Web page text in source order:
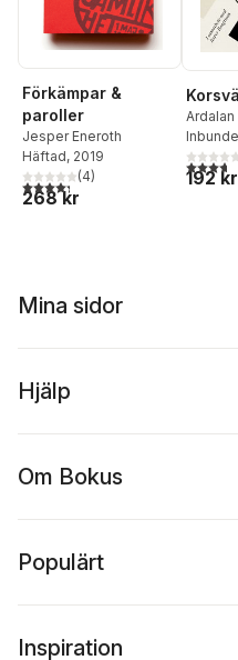
Förkämpar &
paroller
Jesper Eneroth
Häftad, 2019
4,3utav 5 stjärnor. Totalt antal
(4)
268 kr
Jesper
3,7utav
192 kr
Mina sidor
Hjälp
Om Bokus
Populärt
Inspiration